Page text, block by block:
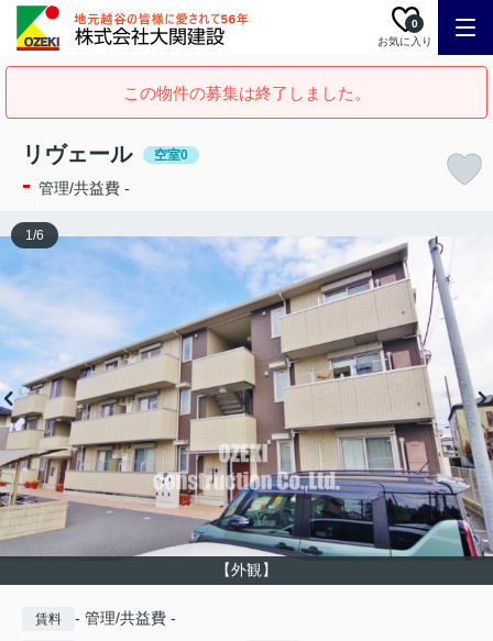
お気に入り
0
この物件の募集は終了しました。
リヴェール 空室0
- 管理/共益費 -
【外観】
1/6
賃料 - 管理/共益費 -